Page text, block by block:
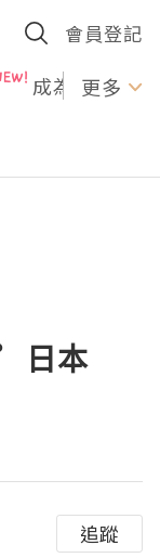
會員登記
成為U更多
日本
追蹤